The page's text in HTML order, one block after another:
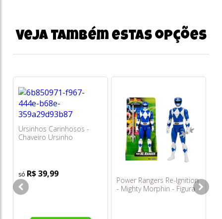
Veja também estas opções
Ursinhos Carinhosos -
Chaveiro Ursinho
R$ 39,99
Power Rangers Re-Ignition
- Mighty Morphin - Figura